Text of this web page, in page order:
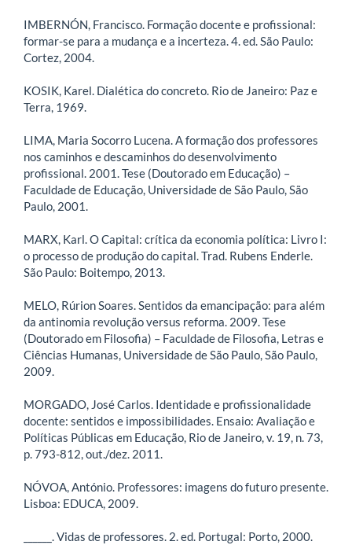
IMBERNÓN, Francisco. Formação docente e profissional:
formar-se para a mudança e a incerteza. 4. ed. São Paulo:
Cortez, 2004.
KOSIK, Karel. Dialética do concreto. Rio de Janeiro: Paz e
Terra, 1969.
LIMA, Maria Socorro Lucena. A formação dos professores
nos caminhos e descaminhos do desenvolvimento
profissional. 2001. Tese (Doutorado em Educação) –
Faculdade de Educação, Universidade de São Paulo, São
Paulo, 2001.
MARX, Karl. O Capital: crítica da economia política: Livro I:
o processo de produção do capital. Trad. Rubens Enderle.
São Paulo: Boitempo, 2013.
MELO, Rúrion Soares. Sentidos da emancipação: para além
da antinomia revolução versus reforma. 2009. Tese
(Doutorado em Filosofia) – Faculdade de Filosofia, Letras e
Ciências Humanas, Universidade de São Paulo, São Paulo,
2009.
MORGADO, José Carlos. Identidade e profissionalidade
docente: sentidos e impossibilidades. Ensaio: Avaliação e
Políticas Públicas em Educação, Rio de Janeiro, v. 19, n. 73,
p. 793-812, out./dez. 2011.
NÓVOA, António. Professores: imagens do futuro presente.
Lisboa: EDUCA, 2009.
______. Vidas de professores. 2. ed. Portugal: Porto, 2000.